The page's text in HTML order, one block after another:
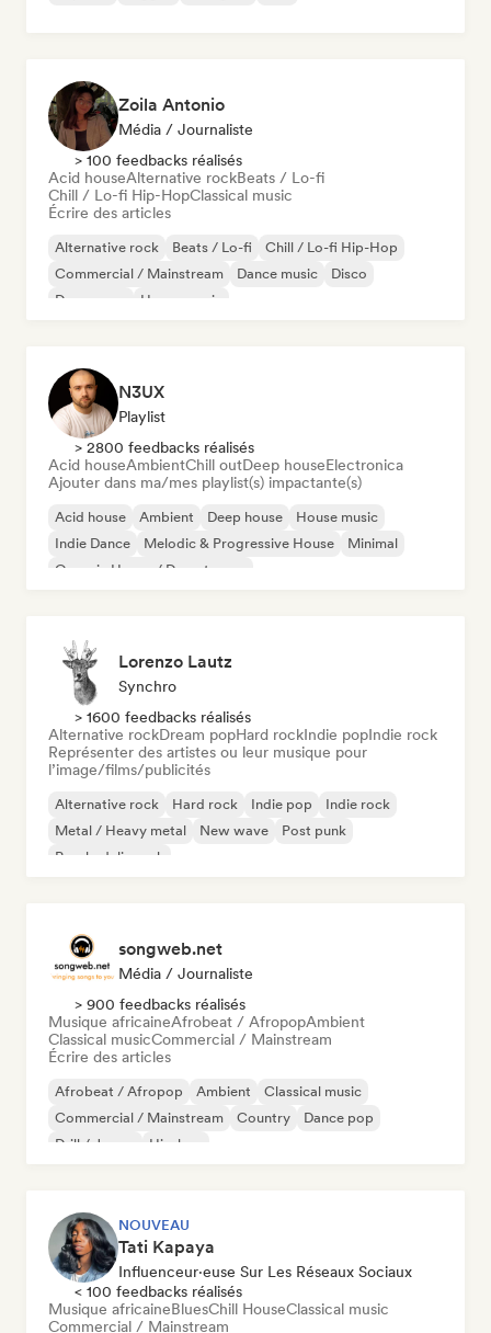
Zoila Antonio
Média / Journaliste
> 100 feedbacks réalisés
Acid houseAlternative rockBeats / Lo-fi
Chill / Lo-fi Hip-HopClassical music
Écrire des articles
Alternative rock Beats / Lo-fi
Chill / Lo-fi Hip-Hop
Commercial / Mainstream
Dance music
Disco
Dream pop
House music
N3UX
Playlist
> 2800 feedbacks réalisés
Acid houseAmbientChill outDeep houseElectronica
Ajouter dans ma/mes playlist(s) impactante(s)
Acid house Ambient Deep house
House music
Indie Dance
Melodic & Progressive House
Minimal
Organic House / Downtempo
Lorenzo Lautz
Synchro
> 1600 feedbacks réalisés
Alternative rockDream popHard rockIndie popIndie rock
Représenter des artistes ou leur musique pour
l’image/films/publicités
Alternative rock Hard rock Indie pop
Indie rock
Metal / Heavy metal
New wave
Post punk
Psychedelic rock
songweb.net
Média / Journaliste
> 900 feedbacks réalisés
Musique africaineAfrobeat / AfropopAmbient
Classical musicCommercial / Mainstream
Écrire des articles
Afrobeat / Afropop Ambient
Classical music
Commercial / Mainstream
Country
Dance pop
Drill / Jersey
Hip-hop
NOUVEAU
Tati Kapaya
Influenceur·euse Sur Les Réseaux Sociaux
< 100 feedbacks réalisés
Musique africaineBluesChill HouseClassical music
Commercial / Mainstream